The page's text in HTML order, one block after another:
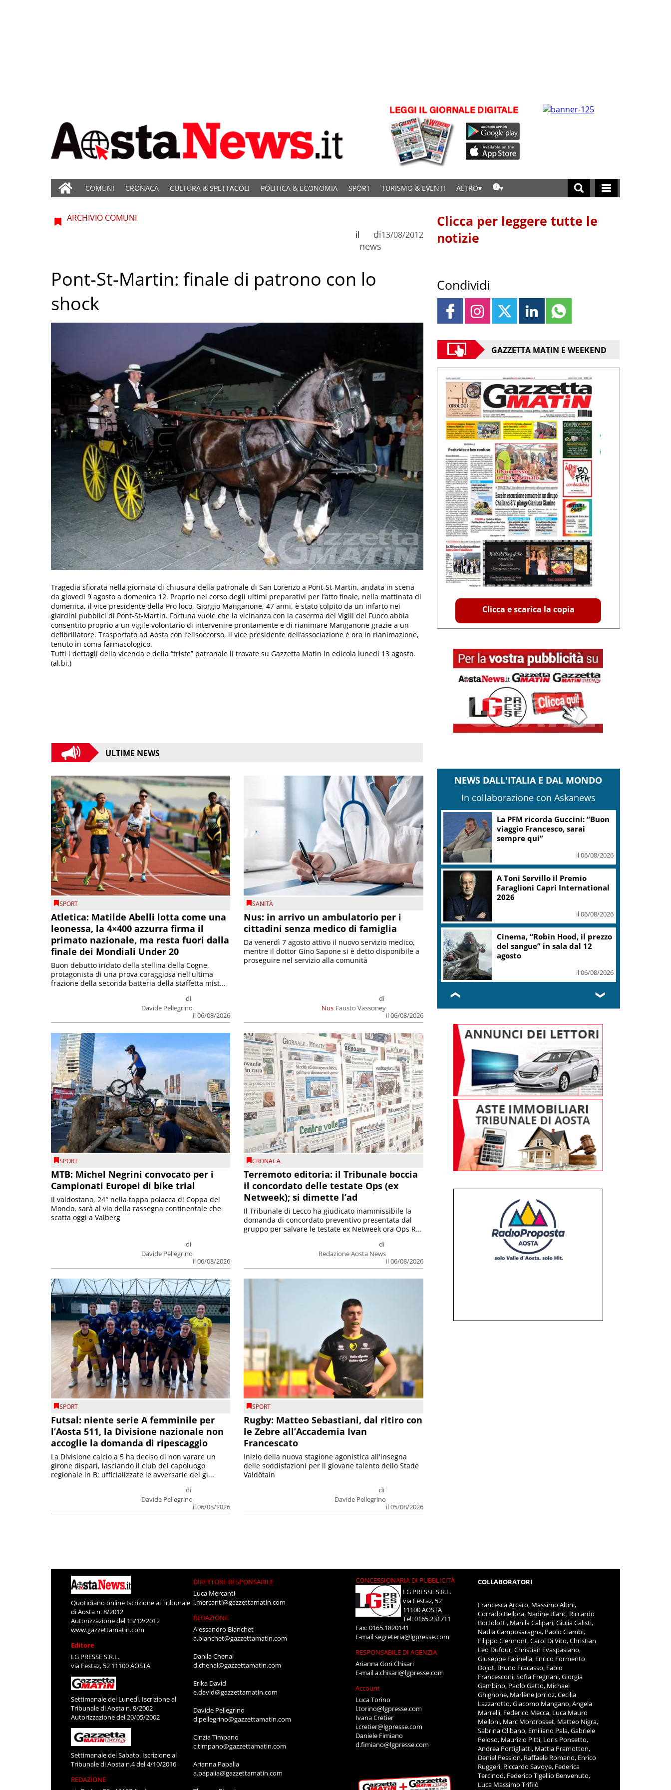
COMUNI CRONACA CULTURA & SPETTACOLI POLITICA & ECONOMIA SPORT TURISMO & EVENTI ALTRO
ARCHIVIO COMUNI
di
news
il 13/08/2012
Pont-St-Martin: finale di patrono con lo
shock
Tragedia sfiorata nella giornata di chiusura della patronale di San Lorenzo a Pont-St-Martin, andata in scena
da giovedì 9 agosto a domenica 12. Proprio nel corso degli ultimi preparativi per l’atto finale, nella mattinata di
domenica, il vice presidente della Pro loco, Giorgio Manganone, 47 anni, è stato colpito da un infarto nei
giardini pubblici di Pont-St-Martin. Fortuna vuole che la vicinanza con la caserma dei Vigili del Fuoco abbia
consentito proprio a un vigile volontario di intervenire prontamente e di rianimare Manganone grazie a un
defibrillatore. Trasportato ad Aosta con l’elisoccorso, il vice presidente dell’associazione è ora in rianimazione,
tenuto in coma farmacologico.
Tutti i dettagli della vicenda e della “triste” patronale li trovate su Gazzetta Matin in edicola lunedì 13 agosto.
(al.bi.)
ULTIME NEWS
SPORT
Atletica: Matilde Abelli lotta come una
leonessa, la 4×400 azzurra firma il
primato nazionale, ma resta fuori dalla
finale dei Mondiali Under 20
di
Davide Pellegrino
il 06/08/2026
Buon debutto iridato della stellina della Cogne,
protagonista di una prova coraggiosa nell'ultima
frazione della seconda batteria della staffetta mist...
SANITÀ
Nus: in arrivo un ambulatorio per i
cittadini senza medico di famiglia
Nus
di
Fausto Vassoney
il 06/08/2026
Da venerdì 7 agosto attivo il nuovo servizio medico,
mentre il dottor Gino Sapone si è detto disponibile a
proseguire nel servizio alla comunità
SPORT
MTB: Michel Negrini convocato per i
Campionati Europei di bike trial
di
Davide Pellegrino
il 06/08/2026
Il valdostano, 24° nella tappa polacca di Coppa del
Mondo, sarà al via della rassegna continentale che
scatta oggi a Valberg
CRONACA
Terremoto editoria: il Tribunale boccia
il concordato delle testate Ops (ex
Netweek); si dimette l’ad
di
Redazione Aosta News
il 06/08/2026
Il Tribunale di Lecco ha giudicato inammissibile la
domanda di concordato preventivo presentata dal
gruppo per salvare le testate ex Netweek ora Ops R...
SPORT
Futsal: niente serie A femminile per
l’Aosta 511, la Divisione nazionale non
accoglie la domanda di ripescaggio
di
Davide Pellegrino
il 06/08/2026
La Divisione calcio a 5 ha deciso di non varare un
girone dispari, lasciando il club del capoluogo
regionale in B; ufficializzate le avversarie dei gi...
SPORT
Rugby: Matteo Sebastiani, dal ritiro con
le Zebre all’Accademia Ivan
Francescato
di
Davide Pellegrino
il 05/08/2026
Inizio della nuova stagione agonistica all'insegna
delle soddisfazioni per il giovane talento dello Stade
Valdôtain
Clicca per leggere tutte le
notizie
Condividi
GAZZETTA MATIN E WEEKEND
Clicca e scarica la copia
NEWS DALL'ITALIA E DAL MONDO
In collaborazione con Askanews
La PFM ricorda Guccini: “Buon
viaggio Francesco, sarai
sempre qui”
il 06/08/2026
A Toni Servillo il Premio
Faraglioni Capri International
2026
il 06/08/2026
Cinema, “Robin Hood, il prezzo
del sangue” in sala dal 12
agosto
il 06/08/2026
❮ ❯
Quotidiano online Iscrizione al Tribunale
di Aosta n. 8/2012
Autorizzazione del 13/12/2012
www.gazzettamatin.com
Editore
LG PRESSE S.R.L.
via Festaz, 52 11100 AOSTA
Settimanale del Lunedì. Iscrizione al
Tribunale di Aosta n. 9/2002
Autorizzazione del 20/05/2002
Settimanale del Sabato. Iscrizione al
Tribunale di Aosta n.4 del 4/10/2016
REDAZIONE
DIRETTORE RESPONSABILE
Luca Mercanti
l.mercanti@gazzettamatin.com
REDAZIONE
Alessandro Bianchet
a.bianchet@gazzettamatin.com
Danila Chenal
d.chenal@gazzettamatin.com
Erika David
e.david@gazzettamatin.com
Davide Pellegrino
d.pellegrino@gazzettamatin.com
Cinzia Timpano
c.timpano@gazzettamatin.com
Arianna Papalia
a.papalia@gazzettamatin.com
CONCESSIONARIA DI PUBBLICITÀ
LG PRESSE S.R.L.
via Festaz, 52
11100 AOSTA
Tel: 0165.231711
Fax: 0165.1820141
E-mailsegreteria@lgpresse.com
RESPONSABILE DI AGENZIA
Arianna Gori Chisari
E-maila.chisari@lgpresse.com
Account
Luca Torino
l.torino@lgpresse.com
Ivana Cretier
i.cretier@lgpresse.com
Daniele Fimiano
d.fimiano@lgpresse.com
COLLABORATORI
Francesca Arcaro, Massimo Altini,
Corrado Bellora, Nadine Blanc, Riccardo
Bortolotti, Manila Calipari, Giulia Calisti,
Nadia Camposaragna, Paolo Ciambi,
Filippo Clermont, Carol Di Vito, Christian
Leo Dufour, Christian Evaspasiano,
Giuseppe Farinella, Enrico Formento
Dojot, Bruno Fracasso, Fabio
Francesconi, Sofia Fregnani, Giorgia
Gambino, Paolo Gatto, Michael
Ghignone, Marlène Jorrioz, Cecilia
Lazzarotto, Giacomo Mangano, Angela
Marrelli, Federico Mecca, Luca Mauro
Melloni, Marc Montrosset, Matteo Nigra,
Sabrina Olibano, Emiliano Pala, Gabriele
Peloso, Maurizio Pitti, Loris Ponsetto,
Andrea Portigliatti, Mattia Pramotton,
Deniel Pession, Raffaele Romano, Enrico
Ruggeri, Riccardo Savoye, Federica
Tercinod, Federico Tigellio Benvenuto,
Luca Massimo Trifilò